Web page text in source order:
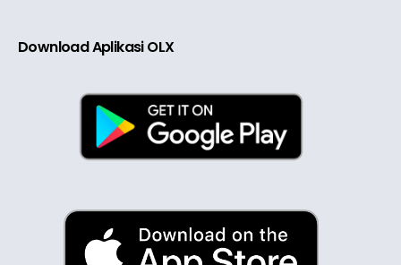
Download Aplikasi OLX